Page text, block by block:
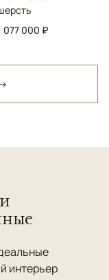
077 000 ₽
интерьер